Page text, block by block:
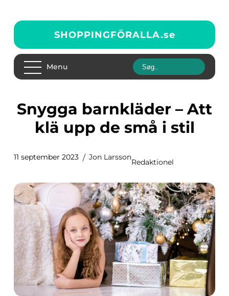
SHOPPINGFÖRALLA.se
Menu
Snygga barnkläder – Att
klä upp de små i stil
11 september 2023 Jon Larsson
Redaktionel